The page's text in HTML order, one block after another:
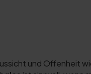
und Offenheit